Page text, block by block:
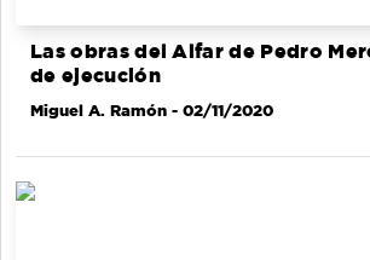
Las obras del Alfar de Pedro
de ejecución
Miguel A. Ramón - 02/11/2020